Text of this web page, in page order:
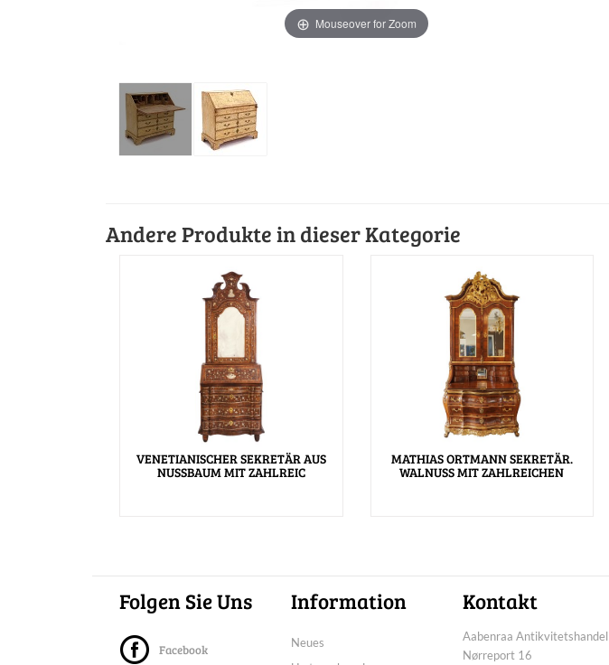
Mouseover for Zoom
Andere Produkte in dieser Kategorie
VENETIANISCHER SEKRETÄR AUS
NUSSBAUM MIT ZAHLREIC
MATHIAS ORTMANN SEKRETÄR.
WALNUSS MIT ZAHLREICHEN
Folgen Sie Uns
Facebook
Information
Neues
Kontakt
Aabenraa Antikvitetshandel
Nørreport 16